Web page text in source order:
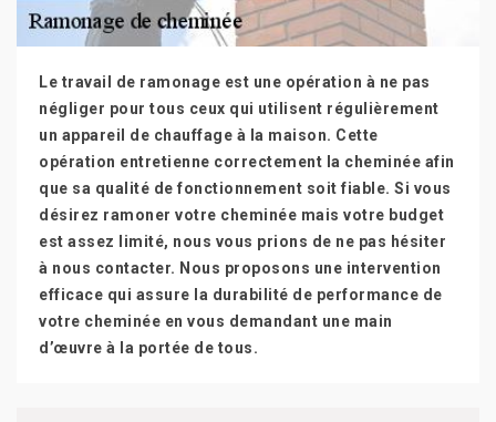
Le travail de ramonage est une opération à ne pas
négliger pour tous ceux qui utilisent régulièrement
un appareil de chauffage à la maison. Cette
opération entretienne correctement la cheminée afin
que sa qualité de fonctionnement soit fiable. Si vous
désirez ramoner votre cheminée mais votre budget
est assez limité, nous vous prions de ne pas hésiter
à nous contacter. Nous proposons une intervention
efficace qui assure la durabilité de performance de
votre cheminée en vous demandant une main
d’œuvre à la portée de tous.